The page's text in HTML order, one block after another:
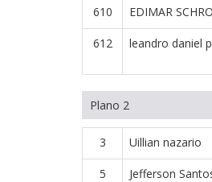
610 EDIMAR
612 leandro daniel
Plano 2
3 Uillian nazario
5 Jefferson